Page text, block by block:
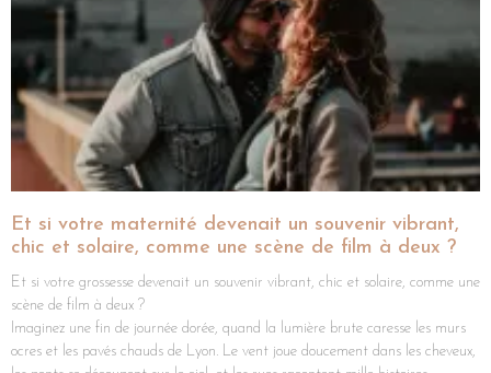
Et si votre maternité devenait un souvenir vibrant,
chic et solaire, comme une scène de film à deux ?
Et si votre grossesse devenait un souvenir vibrant, chic et solaire, comme une
scène de film à deux ?
Imaginez une fin de journée dorée, quand la lumière brute caresse les murs
ocres et les pavés chauds de Lyon. Le vent joue doucement dans les cheveux,